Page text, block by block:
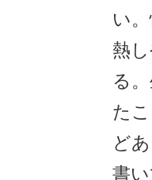
い
熱
る
た
ど
書い